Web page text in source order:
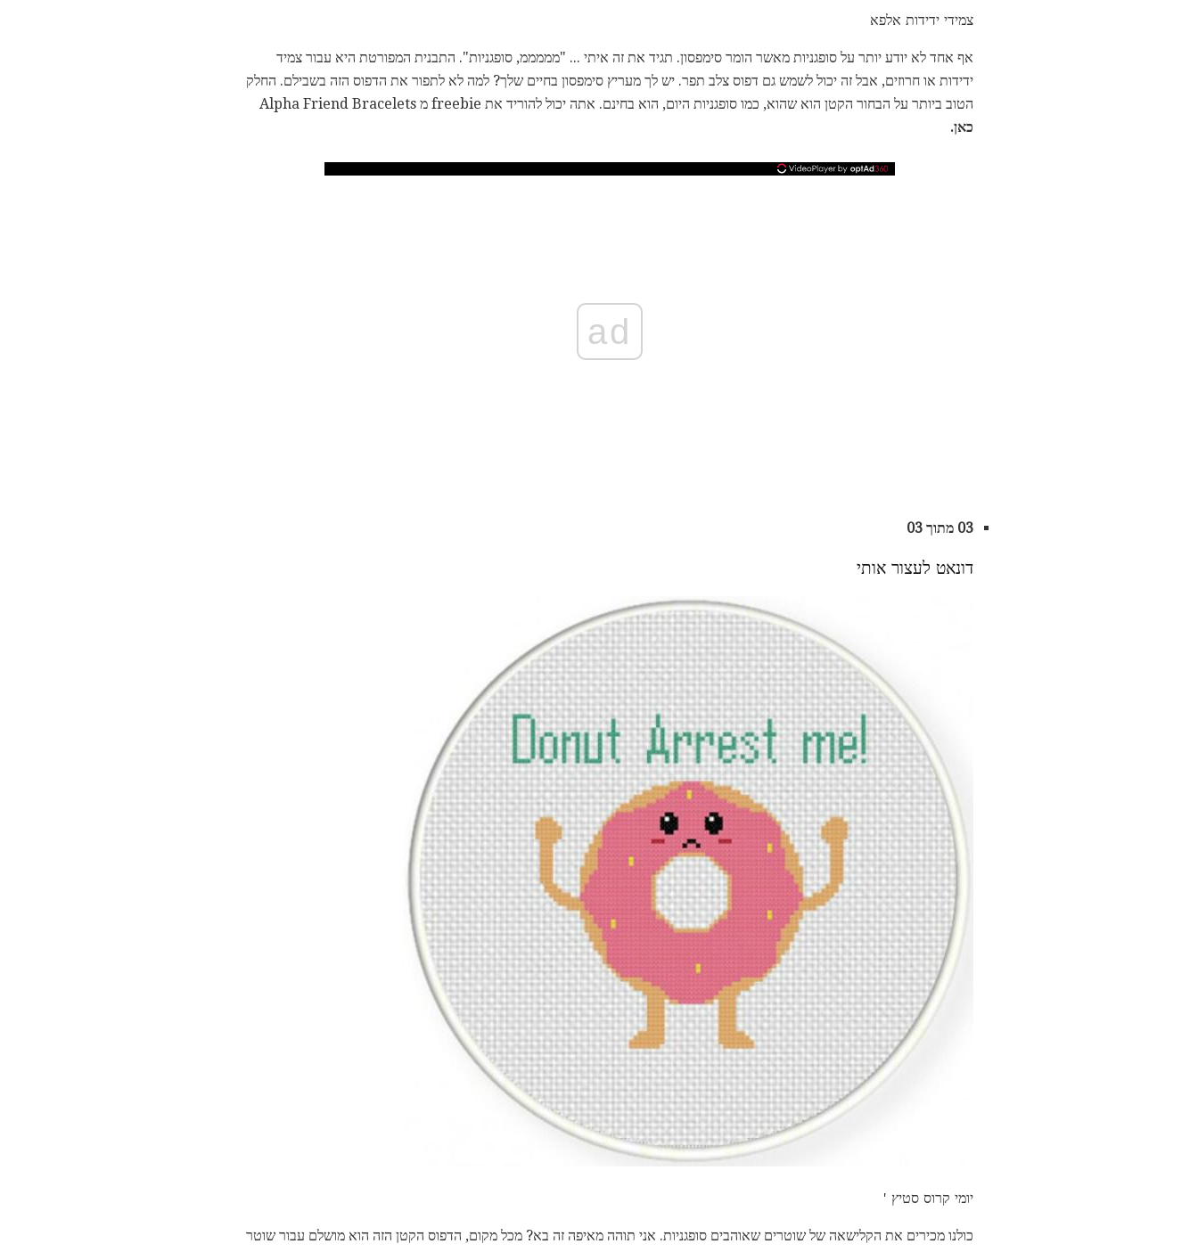
צמידי ידידות אלפא
אף אחד לא יודע יותר על סופגניות מאשר הומר סימפסון. תגיד את זה איתי ... "מממממ, סופגניות". התבנית המפורטת היא עבור צמיד
ידידות או חרוזים, אבל זה יכול לשמש גם דפוס צלב תפר. יש לך מעריץ סימפסון בחיים שלך? למה לא לתפור את הדפוס הזה בשבילם. החלק
הטוב ביותר על הבחור הקטן הוא שהוא, כמו סופגניות היום, הוא בחינם. אתה יכול להוריד את freebie מ Alpha Friend Bracelets
כאן.
ad
03 מתוך 03
דונאט לעצור אותי
יומי קרוס סטיץ '
כולנו מכירים את הקלישאה של שוטרים שאוהבים סופגניות. אני תוהה מאיפה זה בא? מכל מקום, הדפוס הקטן הזה הוא מושלם עבור שוטר